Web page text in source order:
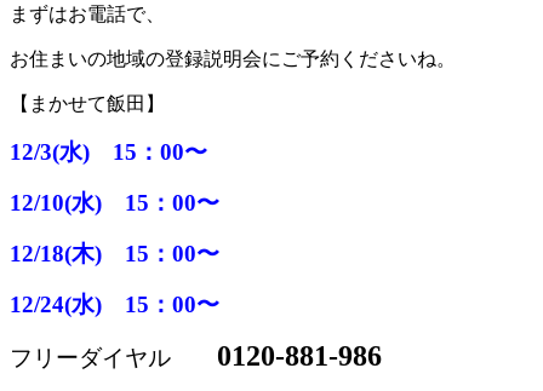
まずはお電話で、
お住まいの地域の登録説明会にご予約くださいね。
【まかせて飯田】
12/3(水) 15：00〜
12/10(水) 15：00〜
12/18(木) 15：00〜
12/24(水) 15：00〜
フリーダイヤル 0120-881-986